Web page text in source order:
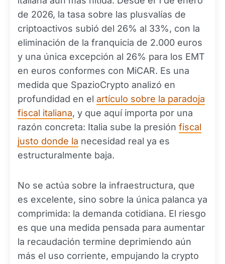
de 2026, la tasa sobre las plusvalías de
criptoactivos subió del 26% al 33%, con la
eliminación de la franquicia de 2.000 euros
y una única excepción al 26% para los EMT
en euros conformes con MiCAR. Es una
medida que SpazioCrypto analizó en
profundidad en el artículo sobre la paradoja
fiscal italiana, y que aquí importa por una
razón concreta: Italia sube la presión fiscal
justo donde la necesidad real ya es
estructuralmente baja.
No se actúa sobre la infraestructura, que
es excelente, sino sobre la única palanca ya
comprimida: la demanda cotidiana. El riesgo
es que una medida pensada para aumentar
la recaudación termine deprimiendo aún
más el uso corriente, empujando la crypto